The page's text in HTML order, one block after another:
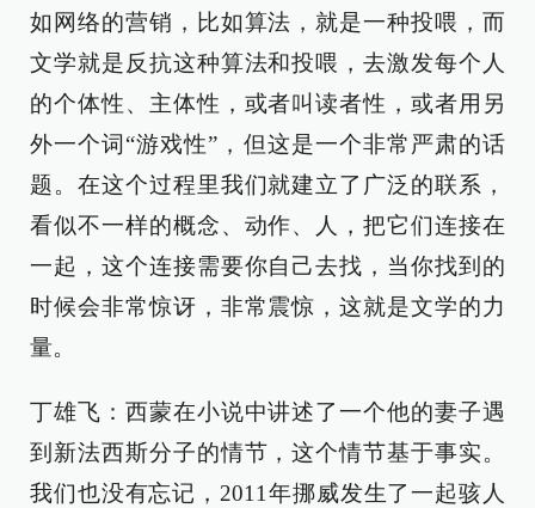
如网络的营销，比如算法，就是一种投喂，而
文学就是反抗这种算法和投喂，去激发每个人
的个体性、主体性，或者叫读者性，或者用另
外一个词“游戏性”，但这是一个非常严肃的话
题。在这个过程里我们就建立了广泛的联系，
看似不一样的概念、动作、人，把它们连接在
一起，这个连接需要你自己去找，当你找到的
时候会非常惊讶，非常震惊，这就是文学的力
量。
丁雄飞：西蒙在小说中讲述了一个他的妻子遇
到新法西斯分子的情节，这个情节基于事实。
我们也没有忘记，2011年挪威发生了一起骇人